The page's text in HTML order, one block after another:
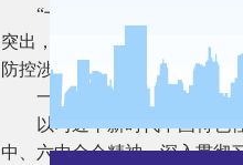
“十三五”时期，重金属污染
突出，威胁生态环境和群众健
防控涉重金属环境风险，制定
一、指导思想
以习近平新时代中国特色社
中、六中全会精神，深入贯彻